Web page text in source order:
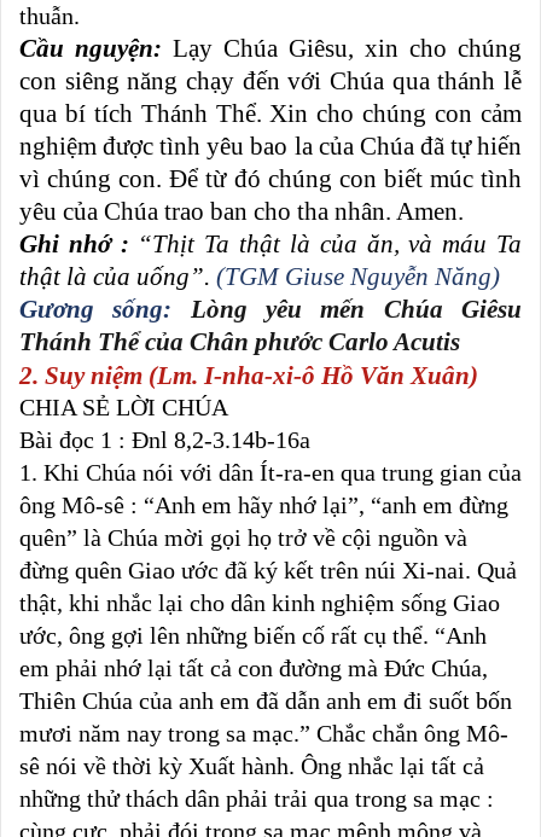
thuẫn.
Cầu nguyện: Lạy Chúa Giêsu, xin cho chúng
con siêng năng chạy đến với Chúa qua thánh lễ
qua bí tích Thánh Thể. Xin cho chúng con cảm
nghiệm được tình yêu bao la của Chúa đã tự hiến
vì chúng con. Ðể từ đó chúng con biết múc tình
yêu của Chúa trao ban cho tha nhân. Amen.
Ghi nhớ : “Thịt Ta thật là của ăn, và máu Ta
thật là của uống”. (TGM Giuse Nguyễn Năng)
Gương sống: Lòng yêu mến Chúa Giêsu
Thánh Thể của Chân phước Carlo Acutis
2. Suy niệm (Lm. I-nha-xi-ô Hồ Văn Xuân)
CHIA SẺ LỜI CHÚA
Bài đọc 1 : Đnl 8,2-3.14b-16a
1. Khi Chúa nói với dân Ít-ra-en qua trung gian của
ông Mô-sê : “Anh em hãy nhớ lại”, “anh em đừng
quên” là Chúa mời gọi họ trở về cội nguồn và
đừng quên Giao ước đã ký kết trên núi Xi-nai. Quả
thật, khi nhắc lại cho dân kinh nghiệm sống Giao
ước, ông gợi lên những biến cố rất cụ thể. “Anh
em phải nhớ lại tất cả con đường mà Đức Chúa,
Thiên Chúa của anh em đã dẫn anh em đi suốt bốn
mươi năm nay trong sa mạc.” Chắc chắn ông Mô-
sê nói về thời kỳ Xuất hành. Ông nhắc lại tất cả
những thử thách dân phải trải qua trong sa mạc :
cùng cực, phải đói trong sa mạc mênh mông và